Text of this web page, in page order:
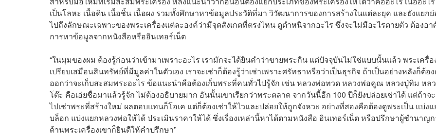
เป็นโลหะ เนื้อดิน เนื้อชิ้น เนื้อผง รวมทั้งศึกษาหาข้อมูลประวัติที่มา วิวัฒนาการของการสร้างในแต่ละยุค และยังแยก
ไปถึงลักษณะเฉพาะของพระเครื่องแต่ละองค์ว่ามีจุดสังเกตที่ตรงไหน ดูตำหนิจากอะไร ซึ่งจะไม่มีอะไรตายตัว ต้องอา
การหาข้อมูลจากหนังสือหรืออินเทอร์เน็ต
“ในมุมของผม ต้องรู้ก่อนว่าเข้ามาเพราะอะไร เรามักจะได้ยินคำว่าขายพระกิน แต่ปัจจุบันไม่ใช่แบบนั้นแล้ว พระเครื่อ
เปรียบเสมือนสินทรัพย์ที่มีมูลค่าในตัวเอง เราจะเช่าก็ต้องรู้ว่าเช่าเพราะศรัทธาหรือว่าเป็นธุรกิจ ถ้าเป็นอย่างหลังก็ต้อ
ออกว่าจะเก็บสะสมพระอะไร ข้อแนะนำคือต้องเก็บพระที่คนทั่วไปรู้จัก เช่น หลวงพ่อทวด หลวงพ่อคูณ หลวงปู่ทิม หล
โต๊ะ คือเอ่ยชื่อมาแล้วรู้จัก ไม่ต้องอธิบายมาก อันนั้นเขาเรียกว่าพระตลาด จากวันนี้อีก 100 ปีก็ยังปล่อยเช่าได้ แต่ถ้าจ
ไปเช่าพระที่สร้างใหม่ ผลตอบแทนก็โอเค แต่ก็ต้องเช่าให้ไวและปล่อยให้ถูกจังหวะ อย่างที่สองคือต้องดูพระเป็น แบ่ง
บล็อก แบ่งแยกหลวงพ่อให้ได้ ประเมินราคาให้ได้ ซึ่งเรื่องเหล่านี้หาได้ตามหนังสือ อินเทอร์เน็ต หรือปรึกษาผู้ชำนาญ
ด้านพระเครื่องเขาก็ยินดีให้คำปรึกษา”